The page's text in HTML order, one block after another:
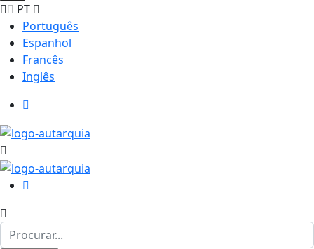
PT
Português
Espanhol
Francês
Inglês